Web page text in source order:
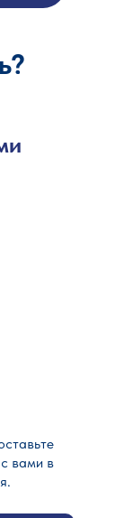
вами в